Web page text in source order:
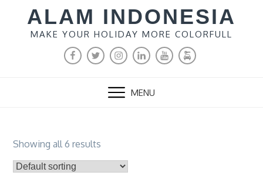
content
ALAM INDONESIA
MAKE YOUR HOLIDAY MORE COLORFULL
FACEBOOK
TWITTERINSTAGRAM
LINKEDINYOUTUBEMALANG
RENTAL
MENU
Showing all 6 results